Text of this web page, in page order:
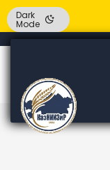
Dark
Mode